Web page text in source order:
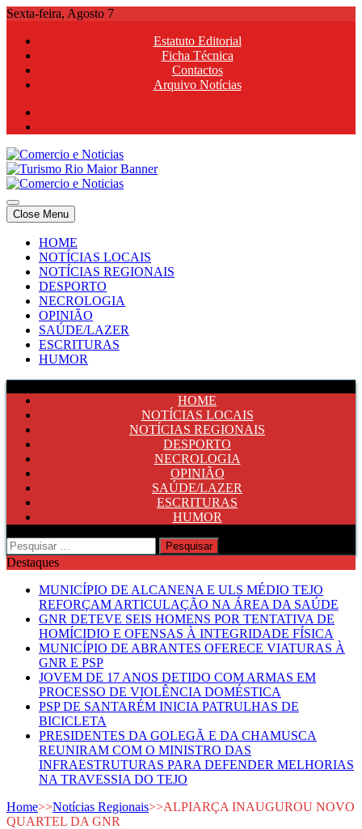
Skip
content
Sexta-feira, Agosto 7
Estatuto Editorial
Ficha Técnica
Contactos
Arquivo Notícias
Comercio e Noticias
Notícias e Publicidade Online
Comercio e Noticias
Notícias e Publicidade Online
Close Menu
HOME
NOTÍCIAS LOCAIS
NOTÍCIAS REGIONAIS
DESPORTO
NECROLOGIA
OPINIÃO
SAÚDE/LAZER
ESCRITURAS
HUMOR
HOME
NOTÍCIAS LOCAIS
NOTÍCIAS REGIONAIS
DESPORTO
NECROLOGIA
OPINIÃO
SAÚDE/LAZER
ESCRITURAS
HUMOR
Pesquisar
por:
Destaques
MUNICÍPIO DE ALCANENA E ULS MÉDIO TEJO
REFORÇAM ARTICULAÇÃO NA ÁREA DA SAÚDE
GNR DETEVE SEIS HOMENS POR TENTATIVA DE
HOMÍCIDIO E OFENSAS À INTEGRIDADE FÍSICA
MUNICÍPIO DE ABRANTES OFERECE VIATURAS À
GNR E PSP
JOVEM DE 17 ANOS DETIDO COM ARMAS EM
PROCESSO DE VIOLÊNCIA DOMÉSTICA
PSP DE SANTARÉM INICIA PATRULHAS DE
BICICLETA
PRESIDENTES DA GOLEGÃ E DA CHAMUSCA
REUNIRAM COM O MINISTRO DAS
INFRAESTRUTURAS PARA DEFENDER MELHORIAS
NA TRAVESSIA DO TEJO
Home>>Notícias Regionais>>ALPIARÇA INAUGUROU NOVO
QUARTEL DA GNR